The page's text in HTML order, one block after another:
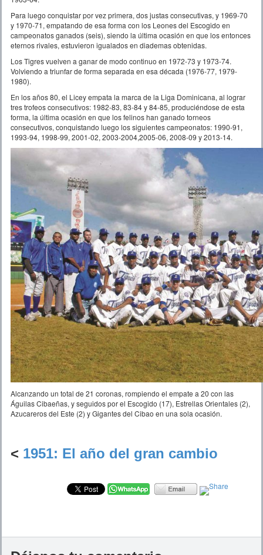
Para luego conquistar por vez primera, dos justas consecutivas, y 1969-70
y 1970-71, empatando de esa forma con los Leones del Escogido en
campeonatos ganados (seis), siendo la última ocasión en que los entonces
eternos rivales, estuvieron igualados en diademas obtenidas.
Los Tigres vuelven a ganar de modo continuo en 1972-73 y 1973-74.
Volviendo a triunfar de forma separada en esa década (1976-77, 1979-
1980).
En los años 80, el Licey empata la marca de la Liga Dominicana, al lograr
tres trofeos consecutivos: 1982-83, 83-84 y 84-85, produciéndose de esta
forma, la última ocasión en que los felinos han ganado torneos
consecutivos, conquistando luego los siguientes campeonatos: 1990-91,
1993-94, 1998-99, 2001-02, 2003-2004,2005-06, 2008-09 y 2013-14.
Alcanzando un total de 21 coronas, rompiendo el empate a 20 con las
Águilas Cibaeñas, y seguidos por el Escogido (17), Estrellas Orientales (2),
Azucareros del Este (2) y Gigantes del Cibao en una sola ocasión.
< 1951: El año del gran cambio